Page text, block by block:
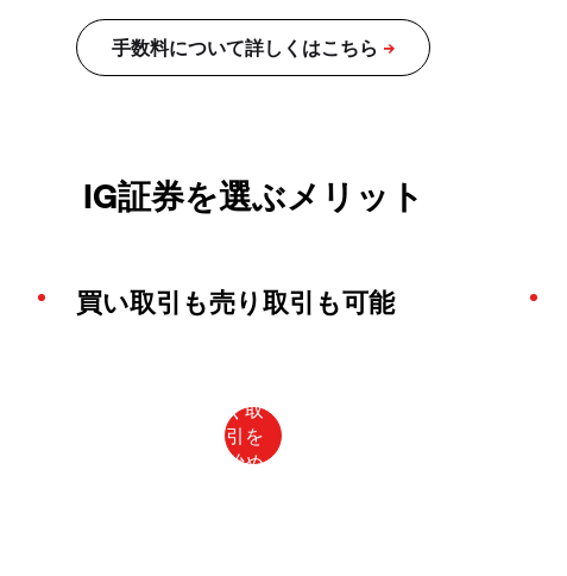
IG証券を選ぶメリット
買い取引も売り取引も可能